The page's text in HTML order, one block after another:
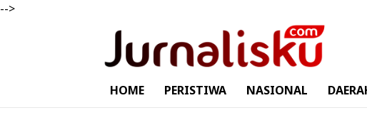
-->
HOME PERISTIWA NASIONAL